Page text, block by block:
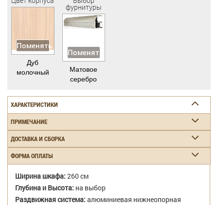
Поменять
Дуб
молочный
фурнитуры
Поменять
Матовое
серебро
ХАРАКТЕРИСТИКИ
ПРИМЕЧАНИЕ
ДОСТАВКА И СБОРКА
ФОРМА ОПЛАТЫ
Ширина шкафа: 260 см
Глубина и Высота: на выбор
Раздвижная система: алюминиевая нижнеопорная